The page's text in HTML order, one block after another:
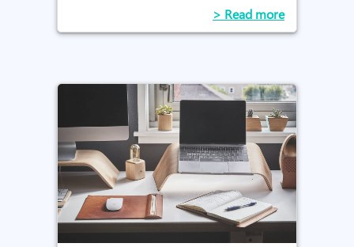
votre équipe dès aujourd'hui !
> Read more